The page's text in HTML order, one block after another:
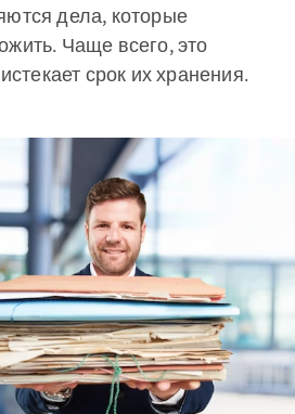
дела, которые
Чаще всего, это
срок их хранения.